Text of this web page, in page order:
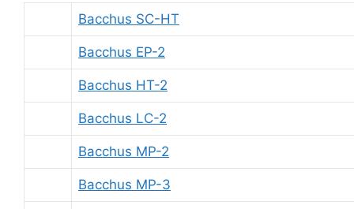
Bacchus SC-HT
Bacchus EP-2
Bacchus HT-2
Bacchus LC-2
Bacchus MP-2
Bacchus MP-3